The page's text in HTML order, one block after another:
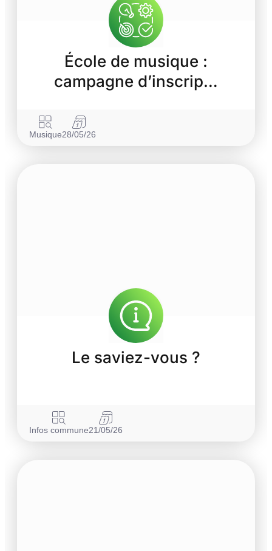
École de musique :
campagne d’inscrip…
Musique28/05/26
Le saviez-vous ?
Infos commune21/05/26